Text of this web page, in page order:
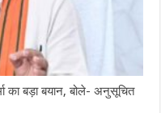
का बड़ा बयान, बोले- अनुसूचित